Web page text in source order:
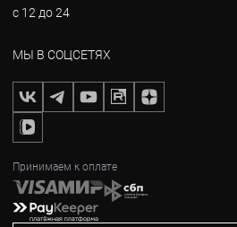
с 12 до 24
МЫ В СОЦСЕТЯХ
Принимаем к оплате